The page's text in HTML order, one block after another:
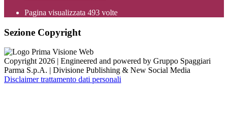
Pagina visualizzata 493 volte
Sezione Copyright
Copyright 2026 | Engineered and powered by Gruppo Spaggiari
Parma S.p.A. | Divisione Publishing & New Social Media
Disclaimer trattamento dati personali